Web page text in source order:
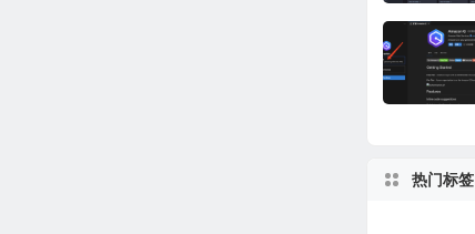
热门标签